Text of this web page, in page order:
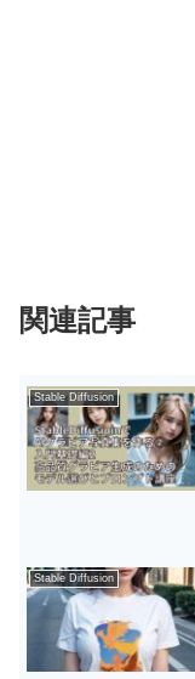
関連記事
Stable Diffusion
Stable Diffusion